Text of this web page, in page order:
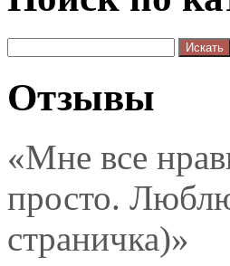
Отзывы
«Мне все
просто.
страничка)»